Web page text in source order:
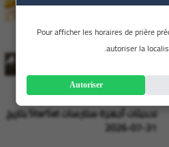
Oran High Tech 31 يوليو 2026
تحديثات أجهزة ستارسات StarSat بتاريخ
31-07-2026
Pour afficher les horaires de prière
autoriser la
Autoriser